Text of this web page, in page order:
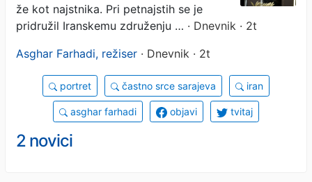
že kot najstnika. Pri petnajstih se je
pridružil Iranskemu združenju … · Dnevnik · 2t
Asghar Farhadi, režiser · Dnevnik · 2t
portret častno srce sarajeva iran
asghar farhadi objavi tvitaj
2 novici